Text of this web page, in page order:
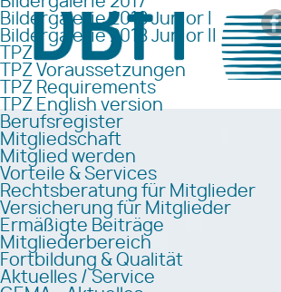
Bildergalerie 2018 Junior I
Bildergalerie 2018 Junior II
TPZ
TPZ Voraussetzungen
TPZ Requirements
TPZ English version
Berufsregister
Mitgliedschaft
Mitglied werden
Vorteile & Services
Rechtsberatung für Mitglieder
Versicherung für Mitglieder
Ermäßigte Beiträge
Mitgliederbereich
Fortbildung & Qualität
Aktuelles / Service